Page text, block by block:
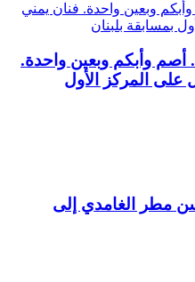
وبعين واحدة. فنان يمني
بمسابقة بلبنان
أصم وأبكم وبعين واحدة.
المركز الأول
مطر الغامدي إلى